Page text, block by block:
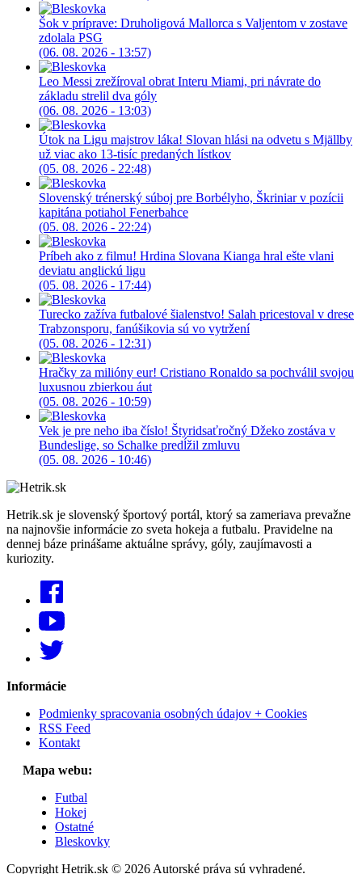
Šok v príprave: Druholigová Mallorca s Valjentom v zostave
zdolala PSG
(06. 08. 2026 - 13:57)
Leo Messi zrežíroval obrat Interu Miami, pri návrate do
základu strelil dva góly
(06. 08. 2026 - 13:03)
Útok na Ligu majstrov láka! Slovan hlási na odvetu s Mjällby
už viac ako 13-tisíc predaných lístkov
(05. 08. 2026 - 22:48)
Slovenský trénerský súboj pre Borbélyho, Škriniar v pozícii
kapitána potiahol Fenerbahce
(05. 08. 2026 - 22:24)
Príbeh ako z filmu! Hrdina Slovana Kianga hral ešte vlani
deviatu anglickú ligu
(05. 08. 2026 - 17:44)
Turecko zažíva futbalové šialenstvo! Salah pricestoval v drese
Trabzonsporu, fanúšikovia sú vo vytržení
(05. 08. 2026 - 12:31)
Hračky za milióny eur! Cristiano Ronaldo sa pochválil svojou
luxusnou zbierkou áut
(05. 08. 2026 - 10:59)
Vek je pre neho iba číslo! Štyridsaťročný Džeko zostáva v
Bundeslige, so Schalke predĺžil zmluvu
(05. 08. 2026 - 10:46)
Hetrik.sk je slovenský športový portál, ktorý sa zameriava prevažne
na najnovšie informácie zo sveta hokeja a futbalu. Pravidelne na
dennej báze prinášame aktuálne správy, góly, zaujímavosti a
kuriozity.
Informácie
Podmienky spracovania osobných údajov + Cookies
RSS Feed
Kontakt
Mapa webu:
Futbal
Hokej
Ostatné
Bleskovky
Copyright Hetrik.sk © 2026 Autorské práva sú vyhradené.